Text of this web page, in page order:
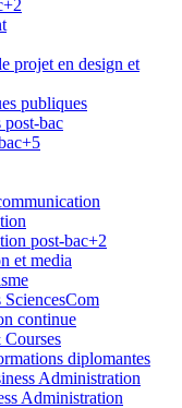
projet en design et
publiques
post-bac
post-bac+2
et media
SciencesCom
continue
diplomantes
Administration
Administration